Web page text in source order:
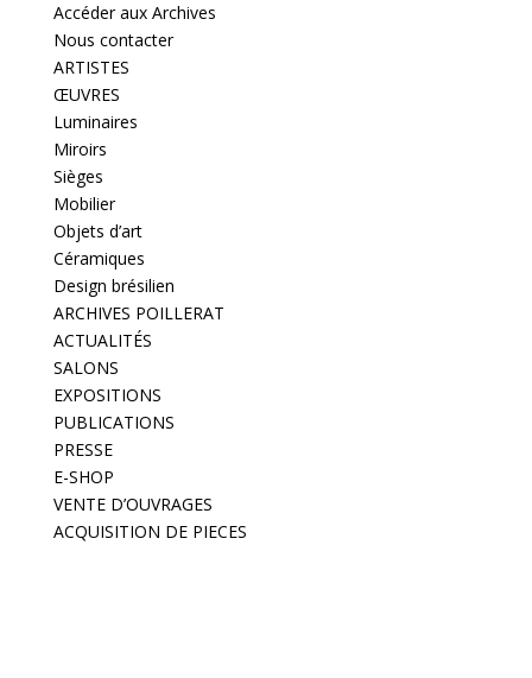
Accéder aux Archives
Nous contacter
ARTISTES
ŒUVRES
Luminaires
Miroirs
Sièges
Mobilier
Objets d’art
Céramiques
Design brésilien
ARCHIVES POILLERAT
ACTUALITÉS
SALONS
EXPOSITIONS
PUBLICATIONS
PRESSE
E-SHOP
VENTE D’OUVRAGES
ACQUISITION DE PIECES